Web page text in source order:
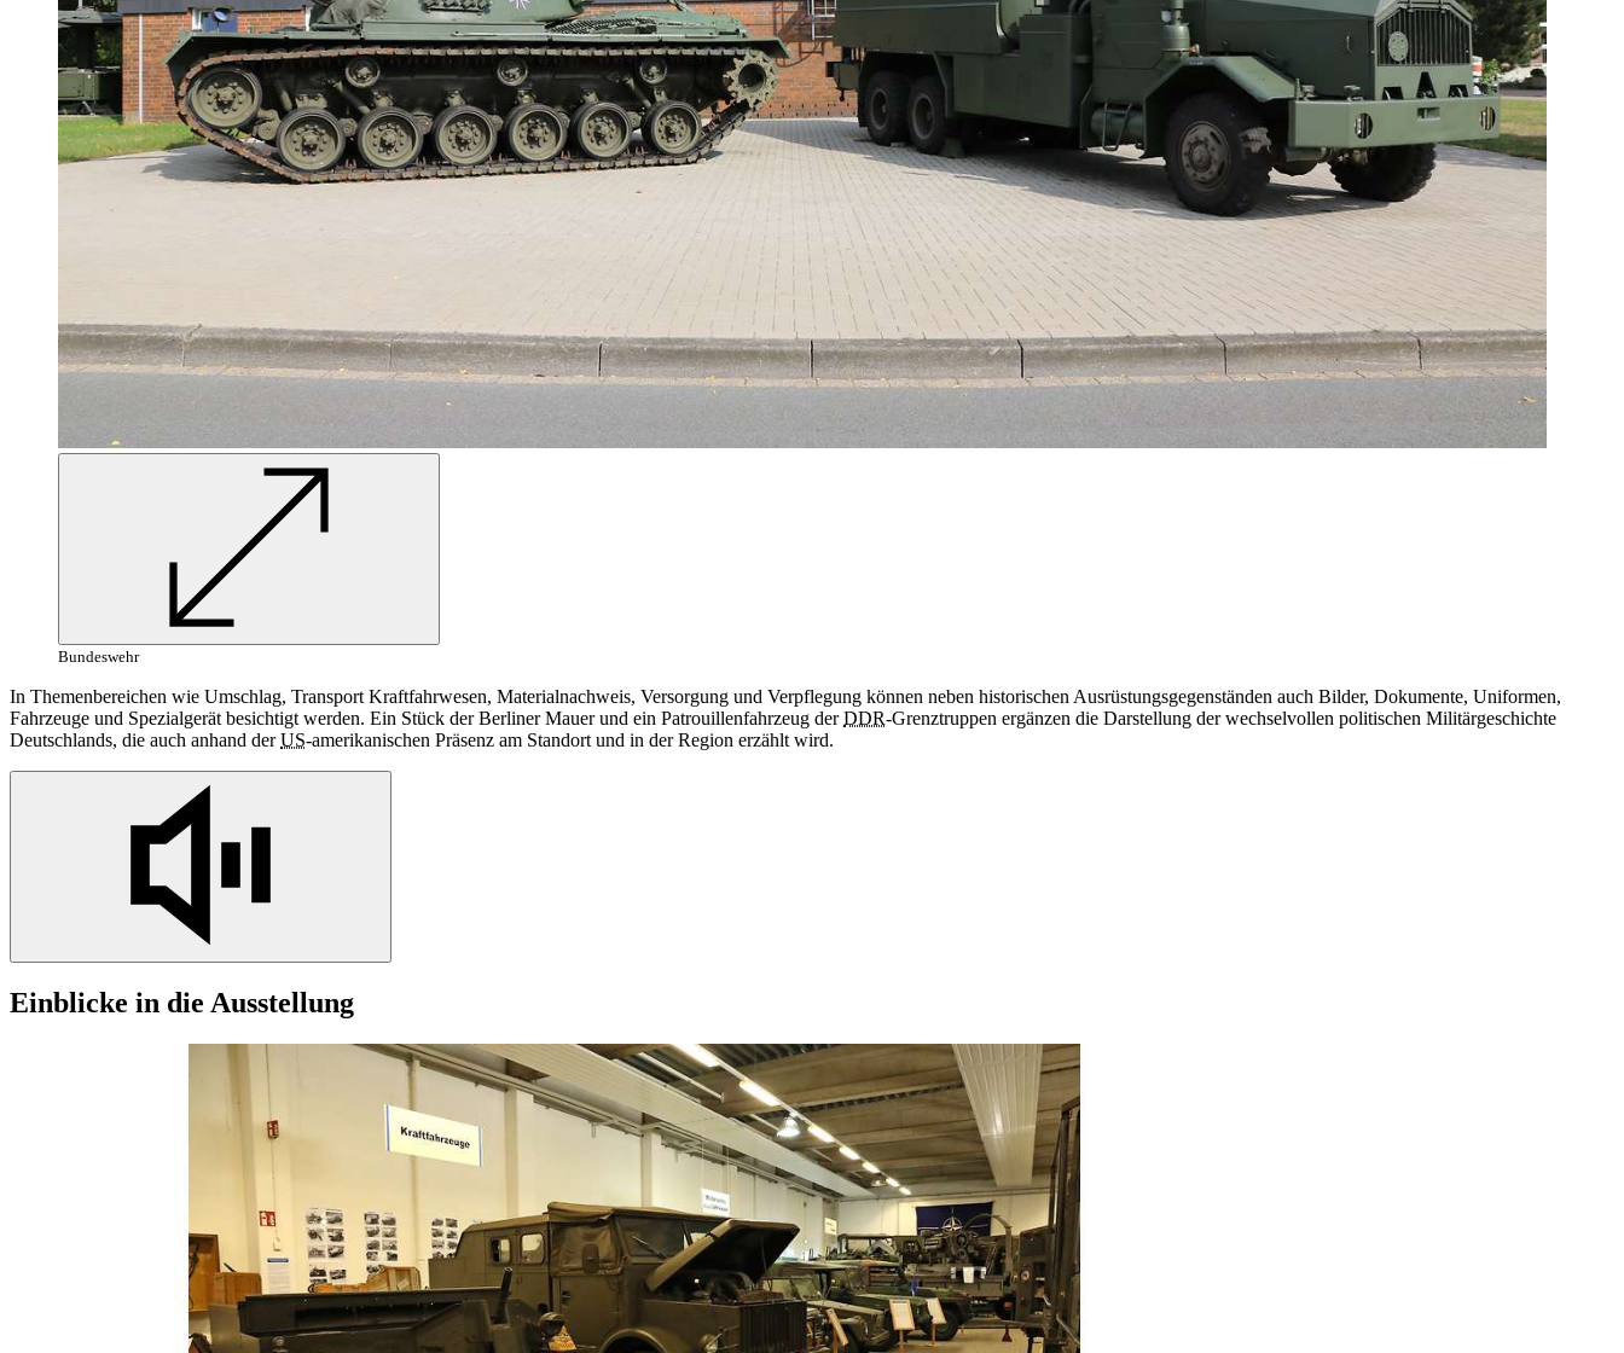
Bundeswehr
In Themenbereichen wie Umschlag, Transport Kraftfahrwesen, Materialnachweis, Versorgung und Verpflegung können neben historischen Ausrüstungsgegenständen auch Bilder, Dokumente, Uniformen,
Fahrzeuge und Spezialgerät besichtigt werden. Ein Stück der Berliner Mauer und ein Patrouillenfahrzeug derDDR-Grenztruppen ergänzen die Darstellung der wechselvollen politischen Militärgeschichte
Deutschlands, die auch anhand derUS-amerikanischen Präsenz am Standort und in der Region erzählt wird.
Einblicke in die Ausstellung